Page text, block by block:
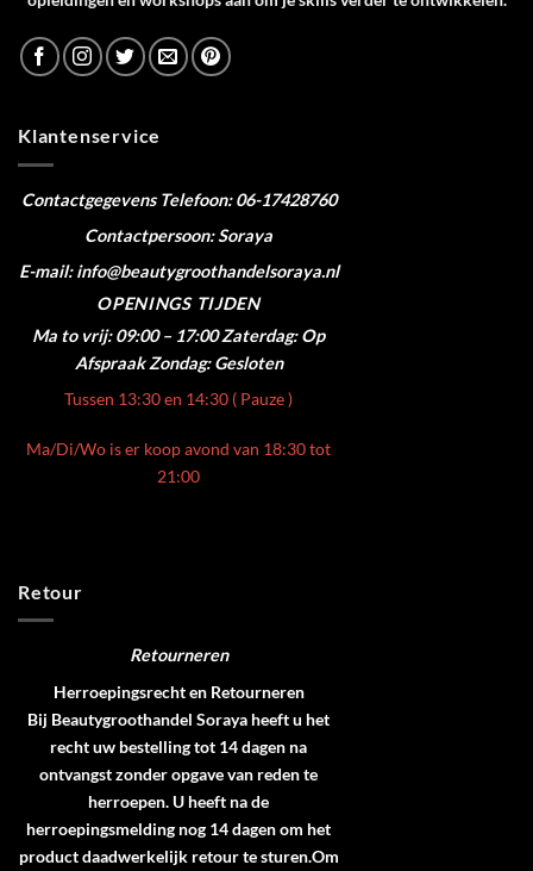
Klantenservice
ContactgegevensTelefoon: 06-17428760
Contactpersoon: Soraya
E-mail: info@beautygroothandelsoraya.nl
OPENINGS TIJDEN
Ma to vrij: 09:00 – 17:00 Zaterdag: Op
Afspraak Zondag: Gesloten
Tussen 13:30 en 14:30 ( Pauze )
Ma/Di/Wo is er koop avond van 18:30 tot
21:00
Retour
Retourneren
Herroepingsrecht en Retourneren
Bij Beautygroothandel Soraya heeft u het
recht uw bestelling tot 14 dagen na
ontvangst zonder opgave van reden te
herroepen. U heeft na de
herroepingsmelding nog 14 dagen om het
product daadwerkelijk retour te sturen.Om